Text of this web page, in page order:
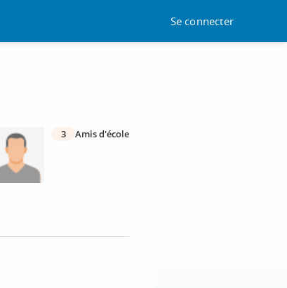
Se connecter
3 Amis d'école